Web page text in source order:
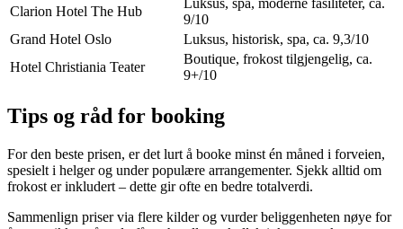
Clarion Hotel The Hub
Luksus, spa, moderne fasiliteter, ca.
9/10
Grand Hotel Oslo
Luksus, historisk, spa, ca. 9,3/10
Hotel Christiania Teater
Boutique, frokost tilgjengelig, ca.
9+/10
Tips og råd for booking
For den beste prisen, er det lurt å booke minst én måned i forveien,
spesielt i helger og under populære arrangementer. Sjekk alltid om
frokost er inkludert – dette gir ofte en bedre totalverdi.
Sammenlign priser via flere kilder og vurder beliggenheten nøye for